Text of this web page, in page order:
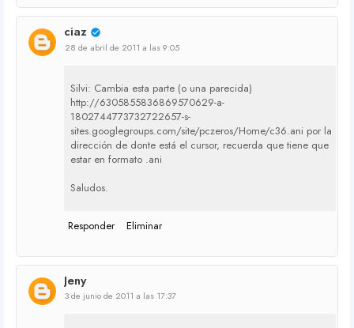
ciaz
28 de abril de 2011 a las 9:05
Silvi: Cambia esta parte (o una parecida)
http://6305855836869570629-a-
1802744773732722657-s-
sites.googlegroups.com/site/pczeros/Home/c36.ani por la
dirección de donte está el cursor, recuerda que tiene que
estar en formato .ani
Saludos.
Responder Eliminar
Jeny
3 de junio de 2011 a las 17:37